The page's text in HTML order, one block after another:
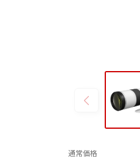
通常価格